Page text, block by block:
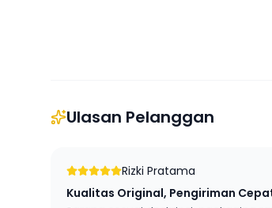
Ulasan Pelanggan
Rizki Pratama
Kualitas Original, Pengiriman